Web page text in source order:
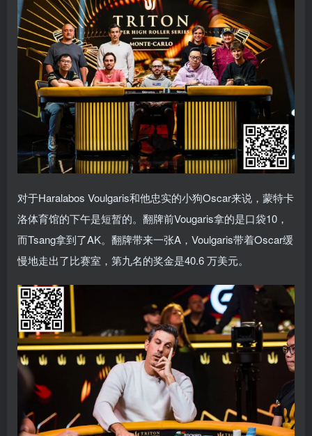
对于Haralabos Voulgaris和他忠实的小狗Oscar来说，蒙特卡
洛体育馆的下午是短暂的。翻牌前Vougaris拿的是口袋10，
而Tsang拿到了AK。翻牌带来一张A，Voulgaris带着Oscar缓
慢地走出了比赛室，第九名的奖金是40.6 万美元。